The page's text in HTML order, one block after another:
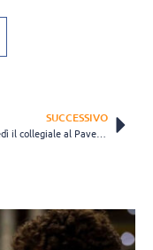
SUCCESSIVO
Al via lunedì il collegiale al Pavesi della Nazionale B: ecco le atlete convocate